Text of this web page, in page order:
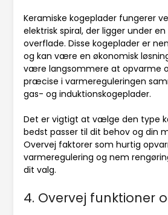
Keramiske kogeplader fungerer
elektrisk spiral, der ligger under
overflade. Disse kogeplader er
og kan være en økonomisk
være langsommere at opvarme
præcise i varmereguleringen
gas- og induktionskogeplader.
Det er vigtigt at vælge den type
bedst passer til dit behov og din
Overvej faktorer som hurtig
varmeregulering og nem
dit valg.
4. Overvej funktioner